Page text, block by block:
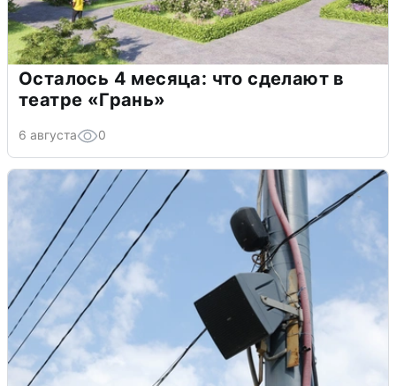
Осталось 4 месяца: что сделают в
театре «Грань»
6 августа 0